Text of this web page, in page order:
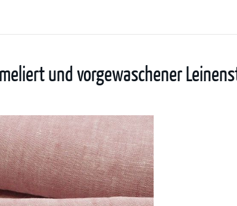
und vorgewaschener